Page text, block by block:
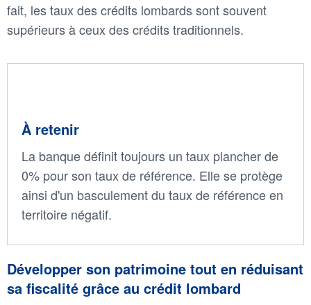
fait, les taux des crédits lombards sont souvent
supérieurs à ceux des crédits traditionnels.
À retenir
La banque définit toujours un taux plancher de
0% pour son taux de référence. Elle se protège
ainsi d'un basculement du taux de référence en
territoire négatif.
Développer son patrimoine tout en réduisant
sa fiscalité grâce au crédit lombard